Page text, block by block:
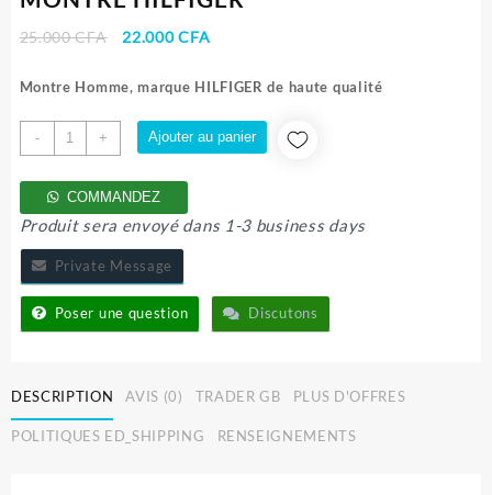
25.000CFA
Le
initial
25.000 CFA.
22.000CFALe
actuel
22.000 CFA.
Montre Homme, marque HILFIGER de haute qualité
-
quantité
de
MONTRE
HILFIGER
+ Ajouter au panier
COMMANDEZ
Produit sera envoyé dans 1-3 business days
Private Message
Poser une question Discutons
DESCRIPTION AVIS (0) TRADER GB PLUS D'OFFRES
POLITIQUES ED_SHIPPING RENSEIGNEMENTS